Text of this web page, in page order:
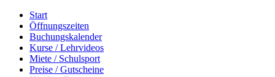
Start
Öffnungszeiten
Buchungskalender
Kurse / Lehrvideos
Miete / Schulsport
Preise / Gutscheine